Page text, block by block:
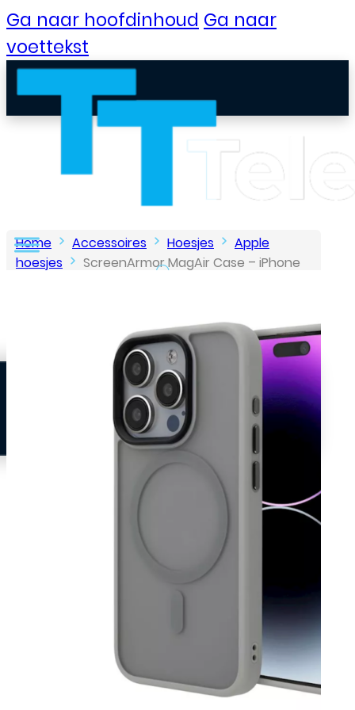
Ga naar hoofdinhoud Ga naar
voettekst
Klantenservice
Neem contact op
Veelgestelde vragen
Home Accessoires Hoesjes
Apple
hoesjes
ScreenArmor MagAir Case – iPhone